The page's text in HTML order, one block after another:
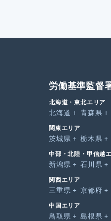
労働基準監督
北海道・東北エリア
北海道 青森県
関東エリア
茨城県 栃木県
中部・北陸・甲信越
新潟県 石川県
関西エリア
三重県 京都府
中国エリア
鳥取県 島根県